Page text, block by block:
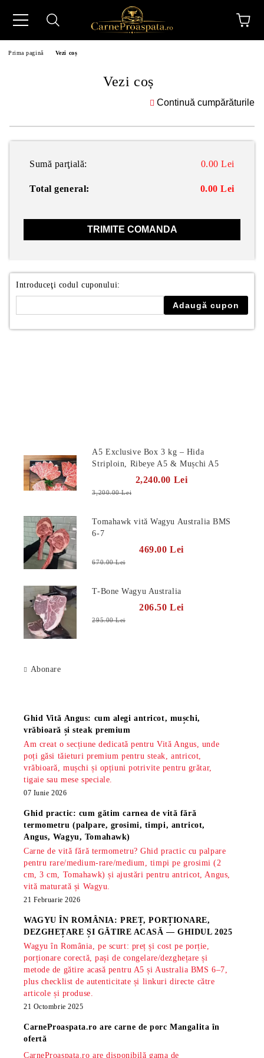
30%
Prima pagină Vezi coș
Vezi coș
Sumă parţială: 0.00 Lei
Total general: 0.00 Lei
Introduceţi codul cuponului:
A5 Exclusive Box 3 kg – Hida
Striploin, Ribeye A5 & Mușchi A5
2,240.00 Lei
3,200.00 Lei
Tomahawk vită Wagyu Australia BMS
6-7
469.00 Lei
670.00 Lei
T-Bone Wagyu Australia
206.50 Lei
295.00 Lei
Abonare
Ghid Vită Angus: cum alegi antricot, mușchi,
vrăbioară și steak premium
Am creat o secțiune dedicată pentru Vită Angus, unde
poți găsi tăieturi premium pentru steak, antricot,
vrăbioară, mușchi și opțiuni potrivite pentru grătar,
tigaie sau mese speciale.
07 Iunie 2026
Ghid practic: cum gătim carnea de vită fără
termometru (palpare, grosimi, timpi, antricot,
Angus, Wagyu, Tomahawk)
Carne de vită fără termometru? Ghid practic cu palpare
pentru rare/medium-rare/medium, timpi pe grosimi (2
cm, 3 cm, Tomahawk) și ajustări pentru antricot, Angus,
vită maturată și Wagyu.
21 Februarie 2026
WAGYU ÎN ROMÂNIA: PREȚ, PORȚIONARE,
DEZGHEȚARE ȘI GĂTIRE ACASĂ — GHIDUL 2025
Wagyu în România, pe scurt: preț și cost pe porție,
porționare corectă, pași de congelare/dezghețare și
metode de gătire acasă pentru A5 și Australia BMS 6–7,
plus checklist de autenticitate și linkuri directe către
articole și produse.
21 Octombrie 2025
CarneProaspata.ro arecarne de porc Mangalita în
ofertă
CarneProaspata.ro are disponibilă gama de